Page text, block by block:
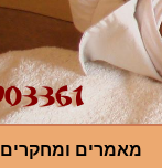
מאמרים ומחקרים